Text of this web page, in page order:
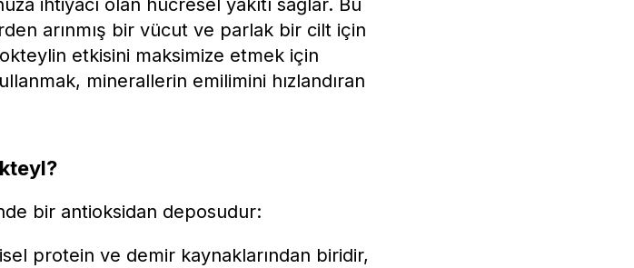
arınmış bir vücut ve parlak bir cilt için
etkisini maksimize etmek için
minerallerin emilimini hızlandıran
bir antioksidan deposudur:
protein ve demir kaynaklarından biridir,